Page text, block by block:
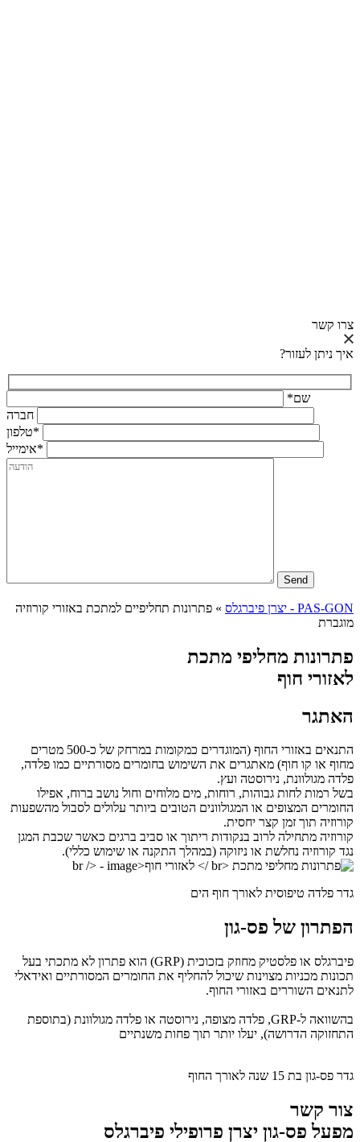
צרו קשר
איך ניתן לעזור?
*שם
חברה
*טלפון
*אימייל
PAS-GON - יצרן פיברגלס » פתרונות תחליפיים למתכת באזורי קורוזיה
מוגברת
פתרונות מחליפי מתכת
לאזורי חוף
האתגר
התנאים באזורי החוף (המוגדרים כמקומות במרחק של כ-500 מטרים
מחוף או קו חוף) מאתגרים את השימוש בחומרים מסורתיים כמו פלדה,
פלדה מגולוונת, נירוסטה ועץ.
בשל רמות לחות גבוהות, רוחות, מים מלוחים וחול נושב ברוח, אפילו
החומרים המצופים או המגולוונים הטובים ביותר עלולים לסבול מהשפעות
קורוזיה תוך זמן קצר יחסית.
קורוזיה מתחילה לרוב בנקודות ריתוך או סביב ברגים כאשר שכבת המגן
נגד קורוזיה נחלשת או ניזוקה (במהלך התקנה או שימוש כללי).
גדר פלדה טיפוסית לאורך חוף הים
הפתרון של פס-גון
פיברגלס או פלסטיק מחוזק בזכוכית (GRP) הוא פתרון לא מתכתי בעל
תכונות מכניות מצוינות שיכול להחליף את החומרים המסורתיים ואידאלי
לתנאים השוררים באזורי החוף.
בהשוואה ל-GRP, פלדה מצופה, נירוסטה או פלדה מגולוונת (בתוספת
התחזוקה הדרושה), יעלו יותר תוך פחות משנתיים
גדר פס-גון בת 15 שנה לאורך החוף
צור קשר
מפעל פס-גון יצרן פרופילי פיברגלס